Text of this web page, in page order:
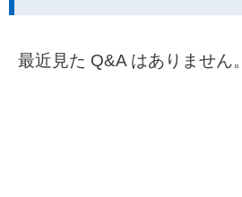
最近見た Q&A はありません。